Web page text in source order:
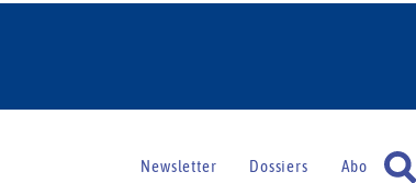
Newsletter Dossiers Abo